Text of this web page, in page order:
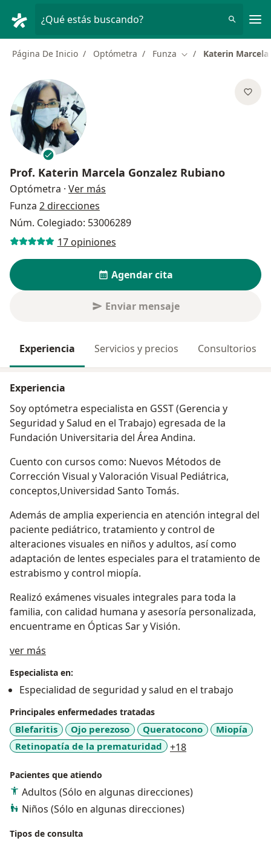
¿Qué estás buscando?
Página De Inicio Optómetra Funza Cambiar de ciudad
Katerin
Prof. Katerin Marcela Gonzalez Rubiano
Optómetra · Ver más
Funza 2 direcciones
Núm. Colegiado: 53006289
17 opiniones
Agendar cita
Enviar mensaje
Experiencia Servicios y precios Consultorios
Experiencia
Soy optómetra especialista en GSST (Gerencia y
Seguridad y Salud en el Trabajo) egresada de la
Fundación Universitaria del Área Andina.
Cuento con cursos como: Nuevos Métodos de
Corrección Visual y Valoración Visual Pediátrica,
conceptos,Universidad Santo Tomás.
Además de amplia experiencia en atención integral del
paciente pediátrico, tratamiento y control de
alteraciones visuales en niños y adultos, así como
adaptación de lentes especiales para el tratamiento de
estrabismo y control miopía.
Realizó exámenes visuales integrales para toda la
familia, con calidad humana y asesoría personalizada,
encuentrame en Ópticas Sar y Visión.
ver más
Especialista en:
Especialidad de seguridad y salud en el trabajo
Principales enfermedades tratadas
Blefaritis Ojo perezoso Queratocono
Miopía
Retinopatía de la prematuridad
+18
Pacientes que atiendo
Adultos (Sólo en algunas direcciones)
Niños (Sólo en algunas direcciones)
Tipos de consulta